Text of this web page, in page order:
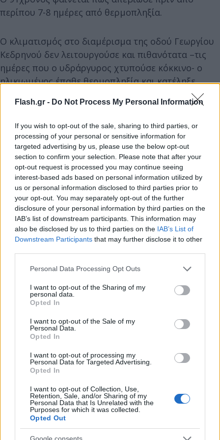
Flash.gr - Do Not Process My Personal Information
If you wish to opt-out of the sale, sharing to third parties, or
processing of your personal or sensitive information for
targeted advertising by us, please use the below opt-out
section to confirm your selection. Please note that after your
opt-out request is processed you may continue seeing
interest-based ads based on personal information utilized by
us or personal information disclosed to third parties prior to
your opt-out. You may separately opt-out of the further
disclosure of your personal information by third parties on the
IAB’s list of downstream participants. This information may
also be disclosed by us to third parties on the IAB’s List of
Downstream Participants that may further disclose it to other
Please note that this website/app uses one or more Google
not limited to your visit or usage behaviour. You may click to
grant or deny consent to Google and its third-party tags to
use your data for below specified purposes in below Google
consent section.
Personal Data Processing Opt Outs
I want to opt-out of the Sharing of my
personal data.
Opted In
I want to opt-out of the Sale of my
Personal Data.
Opted In
I want to opt-out of processing my
Personal Data for Targeted Advertising.
Opted In
I want to opt-out of Collection, Use,
Retention, Sale, and/or Sharing of my
Personal Data that Is Unrelated with the
Purposes for which it was collected.
Opted Out
περίπου 7-8 ημέρες από θερμοπληξία.
Ο κλιματισμός στο διαμέρισμα της οδού Γεωργίου
Κεδρηνού δεν λειτουργούσε και πιθανότατα –τις
ημέρες που ο υδράργυρος χτυπούσε κόκκινο- ο
ηλικιωμένος έπαθε θερμοπληξία και κατέληξε.
Γι’ αυτό και βρέθηκε γυμνός στο χολ του σπιτιού,
ενώ οι μώλωπες που φέρεται να είχε στο σώμα